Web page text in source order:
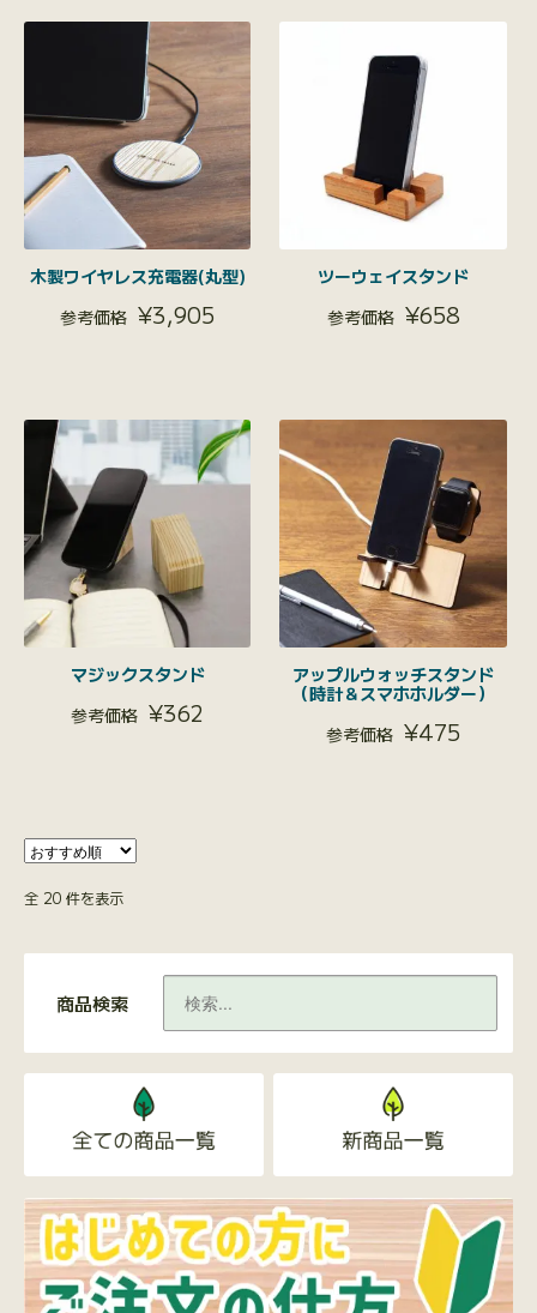
木製ワイヤレス充電器(丸型)
¥3,905
ツーウェイスタンド
¥658
マジックスタンド
¥362
アップルウォッチスタンド
（時計＆スマホホルダー）
¥475
全 20 件を表示
商品検索